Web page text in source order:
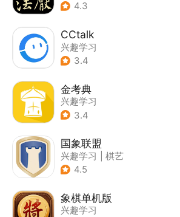
4.3
CCtalk
兴趣学习
3.4
金考典
兴趣学习
3.4
国象联盟
兴趣学习
棋艺
4.5
象棋单机版
兴趣学习